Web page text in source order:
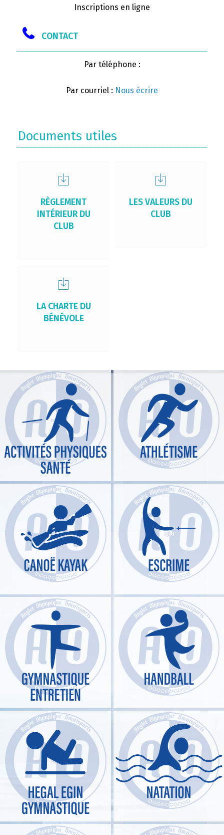
Inscriptions en ligne
CONTACT
Par téléphone :
Par courriel : Nous écrire
Documents utiles
RÈGLEMENT
INTÉRIEUR DU
CLUB
LES VALEURS DU
CLUB
LA CHARTE DU
BÉNÉVOLE